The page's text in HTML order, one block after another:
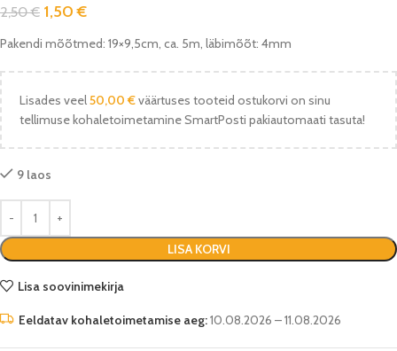
2,50€ 1,50€
Pakendi mõõtmed: 19×9,5cm, ca. 5m, läbimõõt: 4mm
Lisades veel50,00 €väärtuses tooteid ostukorvi on sinu
tellimuse kohaletoimetamine SmartPosti pakiautomaati tasuta!
9 laos
LISA KORVI
Lisa soovinimekirja
Eeldatav kohaletoimetamise aeg:10.08.2026 – 11.08.2026